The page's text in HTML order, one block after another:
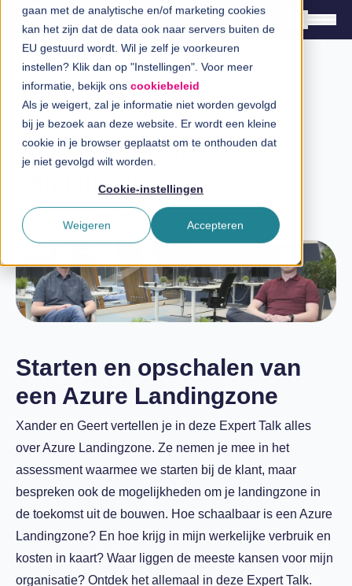
gaan met de analytische en/of marketing cookies
kan het zijn dat de data ook naar servers buiten de
EU gestuurd wordt. Wil je zelf je voorkeuren
instellen? Klik dan op "Instellingen". Voor meer
informatie, bekijk ons cookiebeleid
Als je weigert, zal je informatie niet worden gevolgd
bij je bezoek aan deze website. Er wordt een kleine
cookie in je browser geplaatst om te onthouden dat
je niet gevolgd wilt worden.
Cookie-instellingen
Accepteren
Weigeren
Oplossingen
Branches
InSpiratiecentrum
Direct in contact
Over InSpark
Expert Talk
Wat is een Azure
Landingzone?
Laatste update: 19 juli 2024
Starten en opschalen van
een Azure Landingzone
Xander en Geert vertellen je in deze Expert Talk alles
over Azure Landingzone. Ze nemen je mee in het
assessment waarmee we starten bij de klant, maar
bespreken ook de mogelijkheden om je landingzone in
de toekomst uit de bouwen. Hoe schaalbaar is een Azure
Landingzone? En hoe krijg in mijn werkelijke verbruik en
kosten in kaart? Waar liggen de meeste kansen voor mijn
organisatie? Ontdek het allemaal in deze Expert Talk.